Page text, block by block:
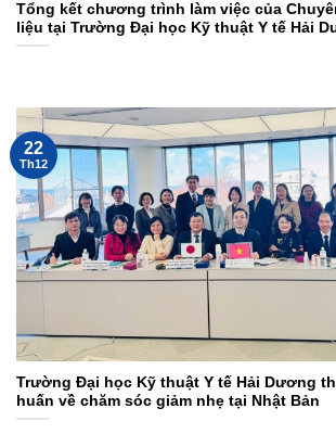
Tổng kết chương trình làm việc của
liệu tại Trường Đại học Kỹ thuật Y tế Hải
Trường Đại học Kỹ thuật Y tế Hải Dương
huấn về chăm sóc giảm nhẹ tại Nhật Bản
22
Th12